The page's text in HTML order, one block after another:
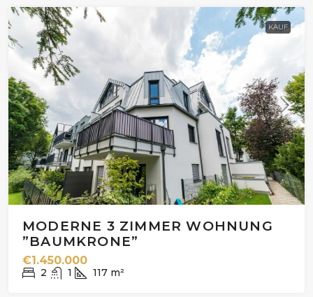
KAUF
MODERNE 3 ZIMMER WOHNUNG
”BAUMKRONE”
€1.450.000
2 1 117 m²